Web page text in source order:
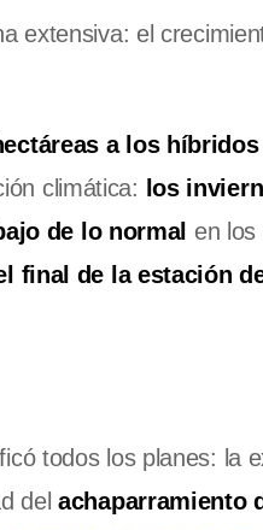
extensiva: el
a los híbridos
climática: los
de lo normal en los
final de la estación
todos los planes: la
del achaparramiento